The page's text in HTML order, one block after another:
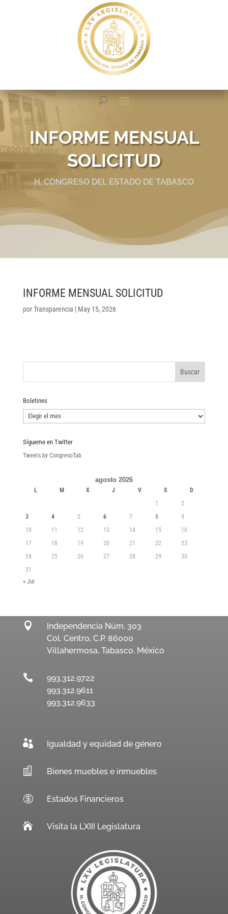
INFORME MENSUAL
SOLICITUD
H. CONGRESO DEL ESTADO DE TABASCO
INFORME MENSUAL SOLICITUD
porTransparencia | May 15, 2026
Boletines
Boletines
Sígueme en Twitter
Tweets by CongresoTab
agosto 2026
L M X J V S
D
1
2
3
4 5 6 7 8
9
10
11 12 13 14 15
16
17
18 19 20 21 22
23
24
25 26 27 28 29
30
31
« Jul

Independencia Núm. 303
Col. Centro, C.P. 86000
Villahermosa, Tabasco. México

993.312.9722
993.312.9611
993.312.9633
 Igualdad y equidad de género
 Bienes muebles e inmuebles
 Estados Financieros
 Visita la LXIII Legislatura